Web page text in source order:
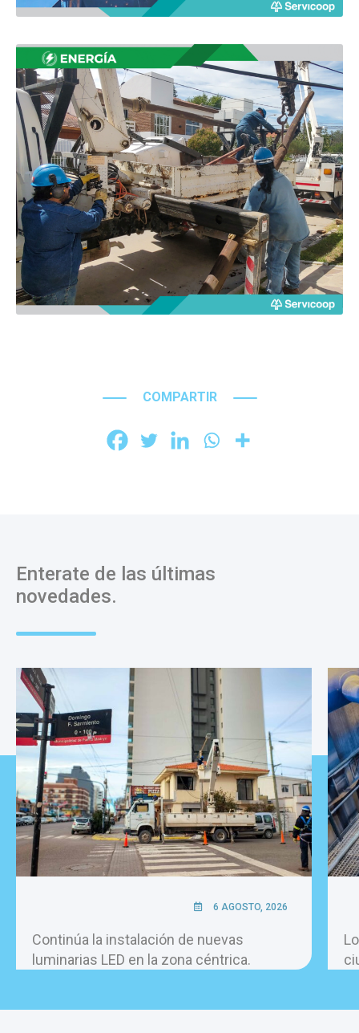
COMPARTIR
Enterate de las últimas
novedades.
6 AGOSTO, 2026
Continúa la instalación de nuevas
luminarias LED en la zona céntrica.